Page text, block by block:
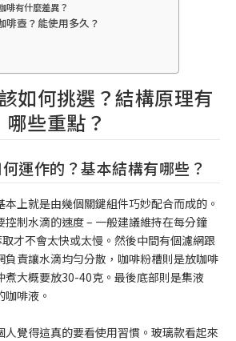
啡有什麼差異？
啡壺？能使用多久？
如何挑選？結構原理有
哪些重點？
運作的？基本結構有哪些？
上就是由幾個關鍵組件巧妙配合而成的。
控制水滴的速度 – 一般建議維持在每分鐘
才不會太快或太慢。然後中間有個濾網跟
負責讓水滴均勻分散，咖啡粉槽則是放咖啡
煮大概要放30-40克。最後底部則是集液
啡液。
人覺得這真的要看使用習慣。玻璃款看起來